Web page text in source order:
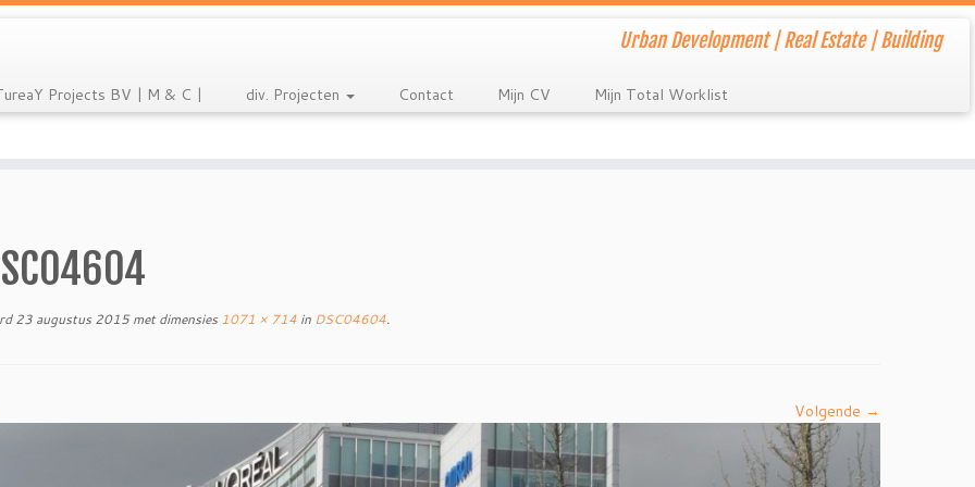
Urban Development | Real Estate | Building
Projects BV | M & C | div. Projecten Contact Mijn CV Mijn Total Worklist
23 augustus 2015met dimensies 1071 × 714 in DSC04604.
Volgende →